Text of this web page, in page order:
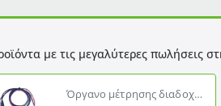
με τις μεγαλύτερες πωλήσεις
Όργανο μέτρησης διαδοχής φάσεων PI-8030 SMART SENSOR 200-480V(3 ΦΑΣΕΙΣ AC) 20-400Hz